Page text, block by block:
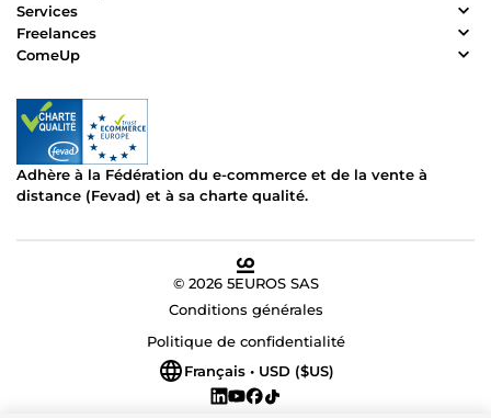
Services
Freelances
ComeUp
Adhère à la Fédération du e-commerce et de la vente à
distance (Fevad) et à sa charte qualité.
© 2026 5EUROS SAS
Conditions générales
Politique de confidentialité
Français • USD ($US)